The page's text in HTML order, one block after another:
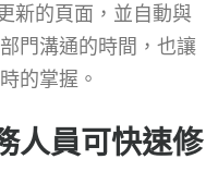
新的頁面，並自動與
門溝通的時間，也讓
的掌握。
人員可快速修